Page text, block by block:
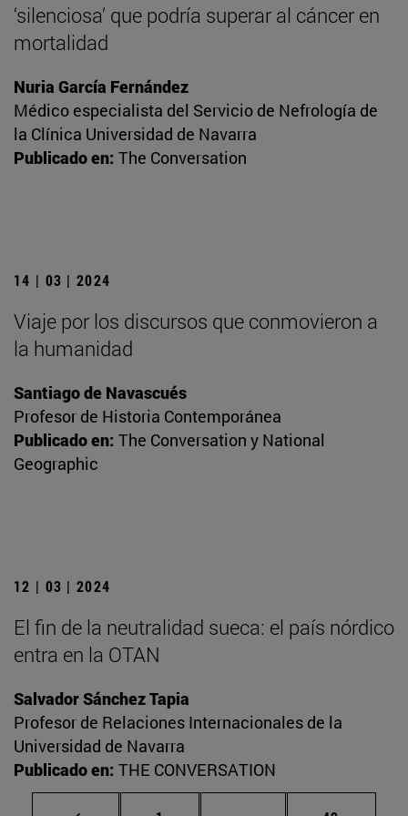
‘silenciosa’ que podría superar al cáncer en
mortalidad
Nuria García Fernández
Médico especialista del Servicio de Nefrología de
la Clínica Universidad de Navarra
Publicado en: The Conversation
14 | 03 | 2024
Viaje por los discursos que conmovieron a
la humanidad
Santiago de Navascués
Profesor de Historia Contemporánea
Publicado en: The Conversation y National
Geographic
12 | 03 | 2024
El fin de la neutralidad sueca: el país nórdico
entra en la OTAN
Salvador Sánchez Tapia
Profesor de Relaciones Internacionales de la
Universidad de Navarra
Publicado en: THE CONVERSATION